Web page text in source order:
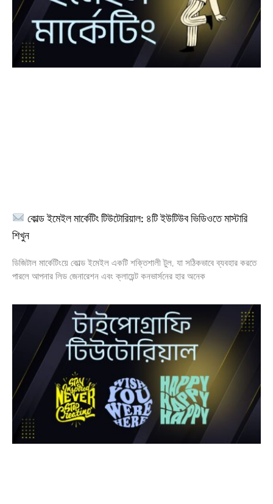
কোল্ড ইমেইল মার্কেটিং টিউটোরিয়াল: ৪টি ইউটিউব ভিডিওতে মাস্টারি
শিখুন
ডিজিটাল মার্কেটিংয়ে কোল্ড ইমেইল একটি শক্তিশালী টুল, যা সঠিকভাবে ব্যবহার করতে
পারলে আপনার লিড জেনারেশন এবং ক্লায়েন্ট কনভার্সনের হার অনেক